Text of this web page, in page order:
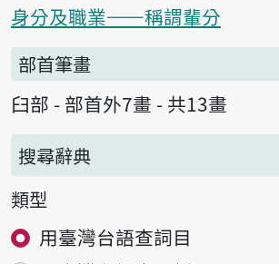
身分及職業——稱謂輩分
部首筆畫
臼部 - 部首外7畫 - 共13畫
搜尋辭典
類型
用臺灣台語查詞目